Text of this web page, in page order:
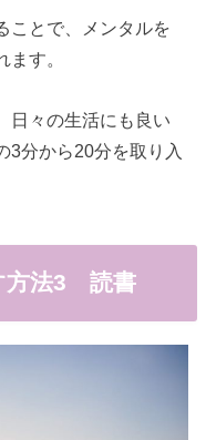
ことで、メンタルを
す。
日々の生活にも良い
3分から20分を取り入
方法3 読書